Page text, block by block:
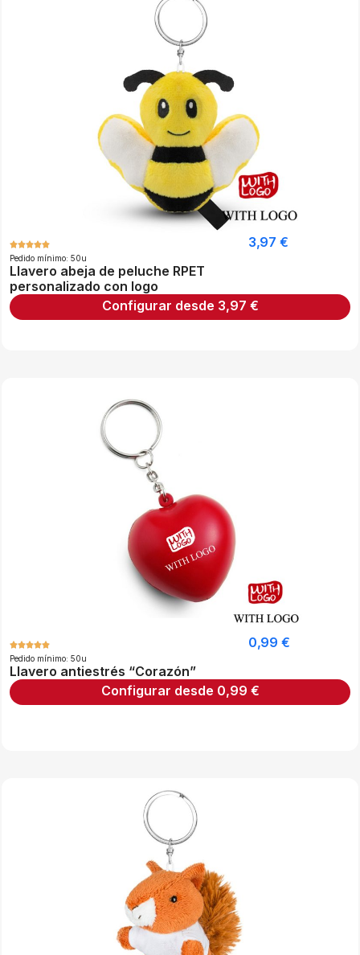
Pedido mínimo: 50u
Llavero abeja de peluche RPET
personalizado con logo
3,97 €
Configurar desde 3,97 €
Pedido mínimo: 50u
Llavero antiestrés “Corazón”
0,99 €
Configurar desde 0,99 €